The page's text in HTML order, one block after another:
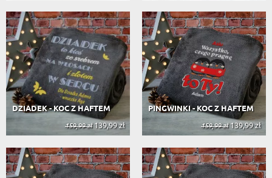
DZIADEK - KOC Z HAFTEM
159,99 zł139,99 zł
PINGWINKI - KOC Z HAFTEM
159,99 zł139,99 zł